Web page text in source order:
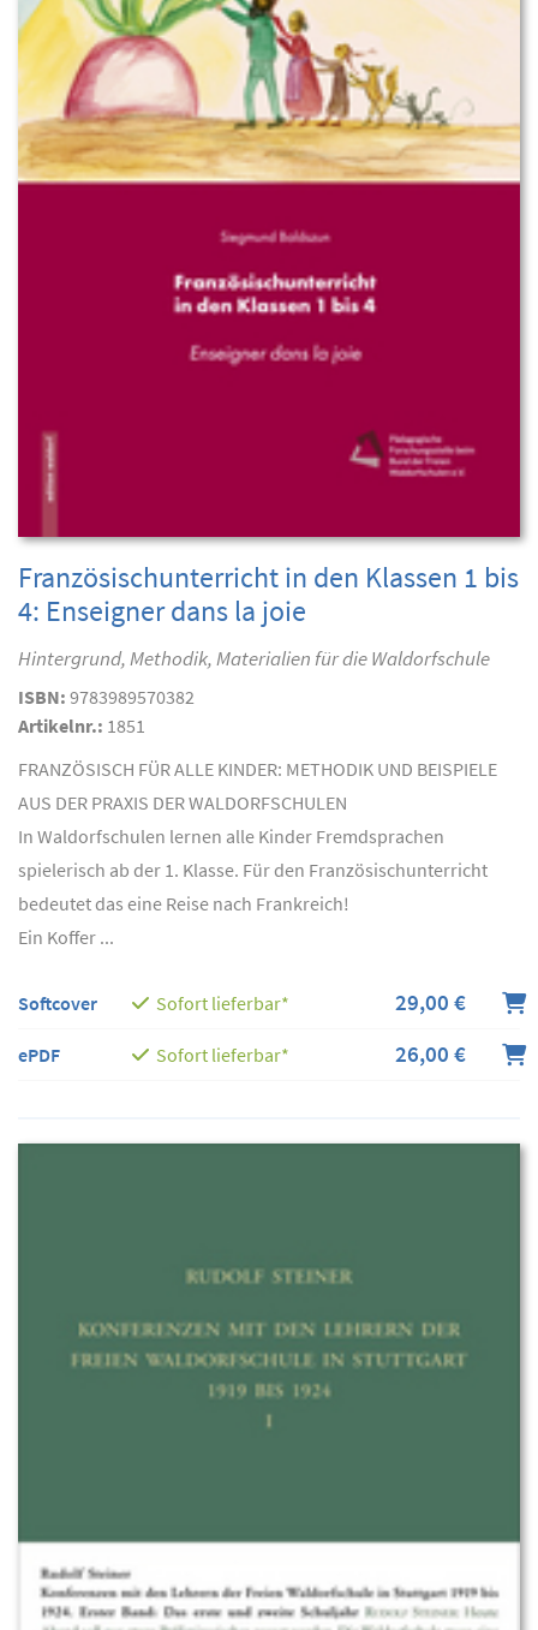
Französischunterricht in den Klassen 1 bis
4: Enseigner dans la joie
Hintergrund, Methodik, Materialien für die Waldorfschule
ISBN: 9783989570382
Artikelnr.: 1851
FRANZÖSISCH FÜR ALLE KINDER: METHODIK UND BEISPIELE
AUS DER PRAXIS DER WALDORFSCHULEN
In Waldorfschulen lernen alle Kinder Fremdsprachen
spielerisch ab der 1. Klasse. Für den Französischunterricht
bedeutet das eine Reise nach Frankreich!
Ein Koffer ...
Softcover Sofort lieferbar* 29,00 €
ePDF Sofort lieferbar* 26,00 €